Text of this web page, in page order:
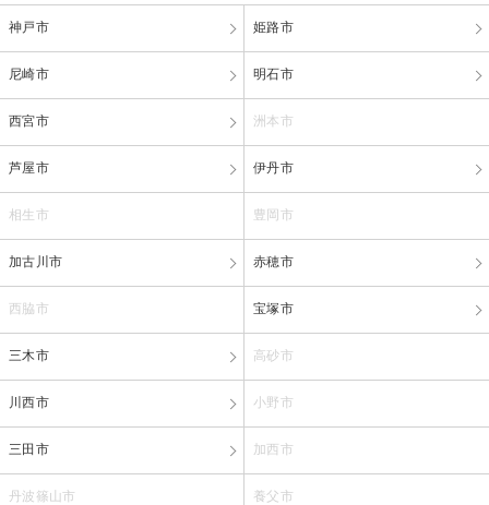
神戸市 姫路市
尼崎市 明石市
西宮市 洲本市
芦屋市 伊丹市
相生市 豊岡市
加古川市 赤穂市
西脇市 宝塚市
三木市 高砂市
川西市 小野市
三田市 加西市
丹波篠山市 養父市